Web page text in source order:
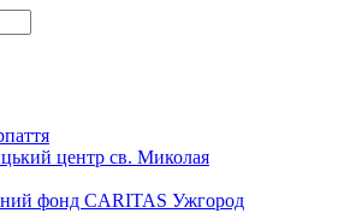
центр св. Миколая
фонд CARITAS Ужгород